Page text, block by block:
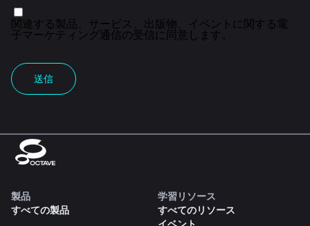
関連する製品、サービス、出版物、イベントに関する電
子マーケティング通信の受信に同意します。
送信
製品
すべての製品
学習リソース
すべてのリソース
イベント